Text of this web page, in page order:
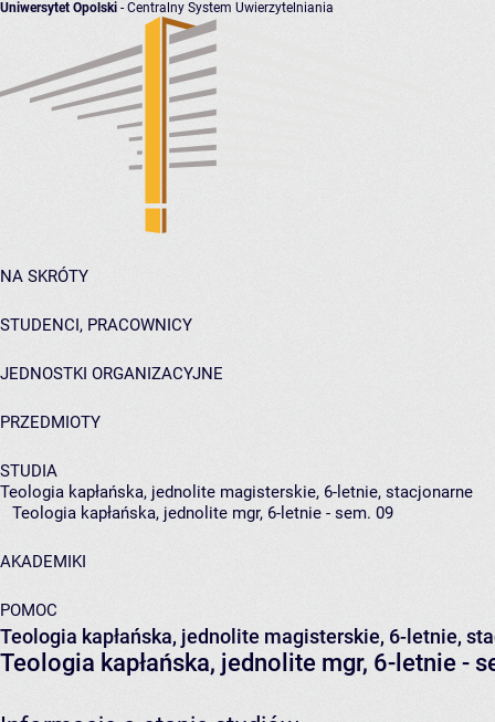
Uniwersytet Opolski - Centralny System Uwierzytelniania
NA SKRÓTY
STUDENCI, PRACOWNICY
JEDNOSTKI ORGANIZACYJNE
PRZEDMIOTY
STUDIA
Teologia kapłańska, jednolite magisterskie, 6-letnie, stacjonarne
Teologia kapłańska, jednolite mgr, 6-letnie - sem. 09
AKADEMIKI
POMOC
Teologia kapłańska, jednolite magisterskie, 6-letnie,
Teologia kapłańska, jednolite mgr, 6-letnie -